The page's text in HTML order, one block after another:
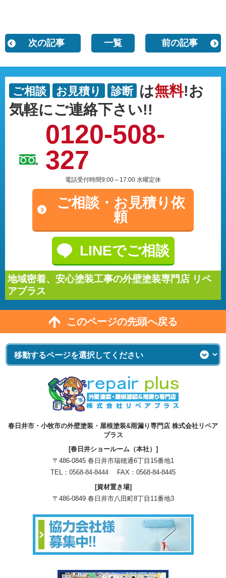
次の記事 一覧 前の記事
ご相談 お見積り 診断 は無料!お
気軽にご連絡下さい!!
0120-508-
327
電話受付時間9:00～17:00 水曜定休
ご相談・ お見積り依
頼
LINEでご相談
地域密着、安心塗装工事の外壁塗装専門店 リペ
アプラス
このページの先頭へ戻る
春日井市・小牧市の外壁塗装・屋根塗装&雨漏り専門店 株式会社リペア
プラス
[春日井ショールーム（本社）]
〒486-0845 春日井市瑞穂通6丁目15番地1
TEL： 0568-84-8444 FAX：0568-84-8445
[資材置き場]
〒486-0849 春日井市八田町8丁目11番地3